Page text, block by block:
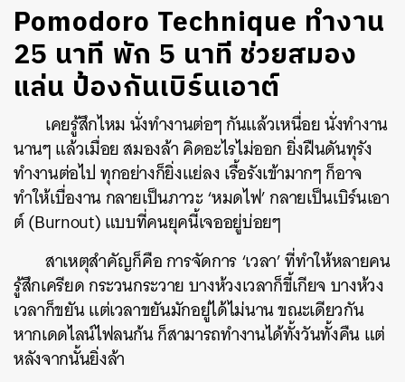
Pomodoro Technique ทำงาน
25 นาที พัก 5 นาที ช่วยสมอง
แล่น ป้องกันเบิร์นเอาต์
เคยรู้สึกไหม นั่งทำงานต่อๆ กันแล้วเหนื่อย นั่งทำงาน
นานๆ แล้วเมื่อย สมองล้า คิดอะไรไม่ออก ยิ่งฝืนดันทุรัง
ทำงานต่อไป ทุกอย่างก็ยิ่งแย่ลง เรื้อรังเข้ามากๆ ก็อาจ
ทำให้เบื่องาน กลายเป็นภาวะ ‘หมดไฟ’ กลายเป็นเบิร์นเอา
ต์ (Burnout) แบบที่คนยุคนี้เจออยู่บ่อยๆ
สาเหตุสำคัญก็คือ การจัดการ ‘เวลา’ ที่ทำให้หลายคน
รู้สึกเครียด กระวนกระวาย บางห้วงเวลาก็ขี้เกียจ บางห้วง
เวลาก็ขยัน แต่เวลาขยันมักอยู่ได้ไม่นาน ขณะเดียวกัน
หากเดดไลน์ไฟลนก้น ก็สามารถทำงานได้ทั้งวันทั้งคืน แต่
หลังจากนั้นยิ่งล้า